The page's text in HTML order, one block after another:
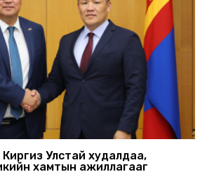
Киргиз Улстай худалдаа,
хамтын ажиллагааг